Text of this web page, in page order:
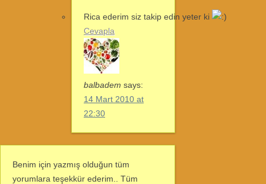
Rica ederim siz takip edin yeter ki
Cevapla
balbadem says:
14 Mart 2010 at
22:30
Benim için yazmış olduğun tüm
yorumlara teşekkür ederim.. Tüm